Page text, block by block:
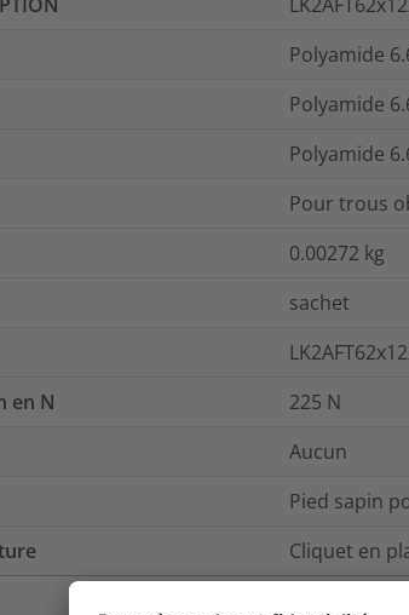
Polyamide
Polyamide
Polyamide
Pour trous
0.00272 kg
sachet
en N
225 N
Aucun
Pied sapin
Cliquet en